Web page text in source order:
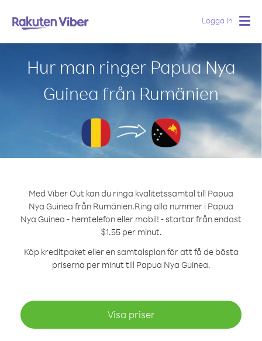
Logga in
Hur man ringer Papua Nya
Guinea från Rumänien
Med Viber Out kan du ringa kvalitetssamtal till Papua
Nya Guinea från Rumänien.Ring alla nummer i Papua
Nya Guinea - hemtelefon eller mobil! - startar från endast
$1.55 per minut.
Köp kreditpaket eller en samtalsplan för att få de bästa
priserna per minut till Papua Nya Guinea.
Visa priser